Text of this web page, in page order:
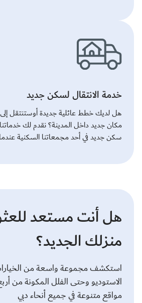
خدمة الانتقال لسكن جديد
هل لديك خطط عائلية جديدة أوستنتقل
مكان جديد داخل المدينة؟ نقدم لك
سكن جديد في أحد مجمعاتنا السكنية عندما
هل أنت مستعد
منزلك الجديد؟
استكشف مجموعة واسعة من
الاستوديو وحتى الفلل المكونة من
مواقع متنوعة في جميع أنحاء دبي